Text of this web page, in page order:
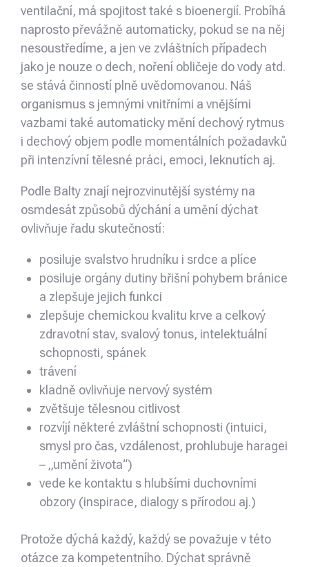
ventilační, má spojitost také s bioenergií. Probíhá
naprosto převážně automaticky, pokud se na něj
nesoustředíme, a jen ve zvláštních případech
jako je nouze o dech, noření obličeje do vody atd.
se stává činností plně uvědomovanou. Náš
organismus s jemnými vnitřními a vnějšími
vazbami také automaticky mění dechový rytmus
i dechový objem podle momentálních požadavků
při intenzívní tělesné práci, emoci, leknutích aj.
Podle Balty znají nejrozvinutější systémy na
osmdesát způsobů dýchání a umění dýchat
ovlivňuje řadu skutečností:
posiluje svalstvo hrudníku i srdce a plíce
posiluje orgány dutiny břišní pohybem bránice
a zlepšuje jejich funkci
zlepšuje chemickou kvalitu krve a celkový
zdravotní stav, svalový tonus, intelektuální
schopnosti, spánek
trávení
kladně ovlivňuje nervový systém
zvětšuje tělesnou citlivost
rozvíjí některé zvláštní schopnosti (intuici,
smysl pro čas, vzdálenost, prohlubuje haragei
– „umění života“)
vede ke kontaktu s hlubšími duchovními
obzory (inspirace, dialogy s přírodou aj.)
Protože dýchá každý, každý se považuje v této
otázce za kompetentního. Dýchat správně